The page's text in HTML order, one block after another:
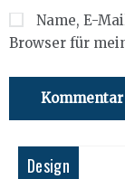
Name, E-
Browser für
Design